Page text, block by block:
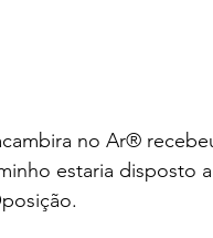
no Ar®
estaria disposto